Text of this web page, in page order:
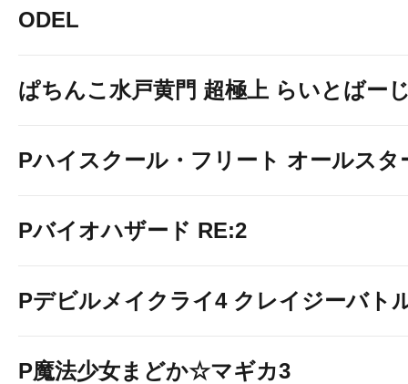
ODEL
ぱちんこ水戸黄門 超極上 らいとばー
Pハイスクール・フリート オールスタ
Pバイオハザード RE:2
Pデビルメイクライ4 クレイジーバト
P魔法少女まどか☆マギカ3